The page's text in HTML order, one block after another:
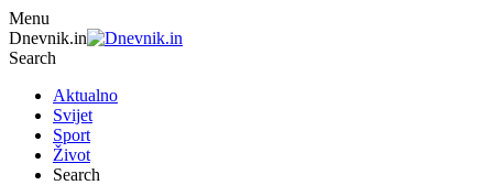
Menu
Dnevnik.in
Search
Aktualno
Svijet
Sport
Život
Search